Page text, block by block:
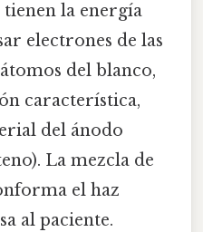
la energía
electrones de las
del blanco,
característica,
del ánodo
La mezcla de
el haz
al paciente.